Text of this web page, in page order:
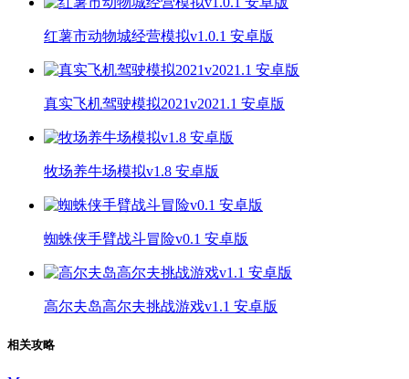
红薯市动物城经营模拟v1.0.1 安卓版
真实飞机驾驶模拟2021v2021.1 安卓版
牧场养牛场模拟v1.8 安卓版
蜘蛛侠手臂战斗冒险v0.1 安卓版
高尔夫岛高尔夫挑战游戏v1.1 安卓版
相关攻略